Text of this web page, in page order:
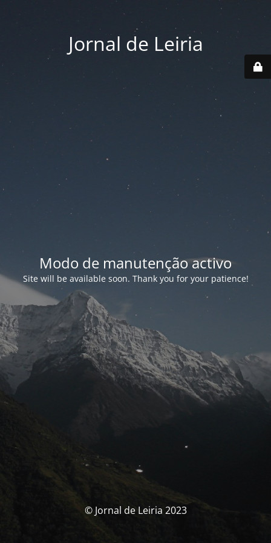
Jornal de Leiria
Modo de manutenção activo
Site will be available soon. Thank you for your patience!
© Jornal de Leiria 2023